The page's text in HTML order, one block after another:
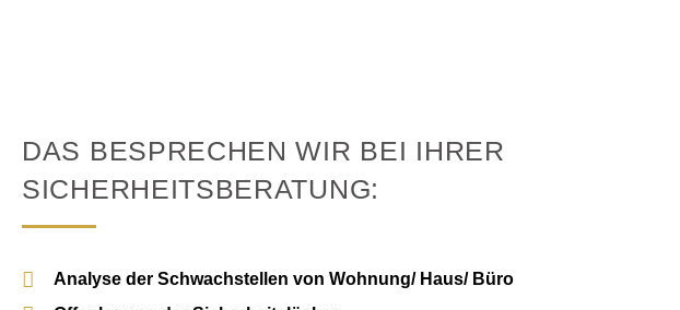
DAS BESPRECHEN WIR BEI IHRER
SICHERHEITSBERATUNG:
Analyse der Schwachstellen von Wohnung/ Haus/ Büro